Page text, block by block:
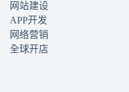
网站建设
APP开发
网络营销
全球开店